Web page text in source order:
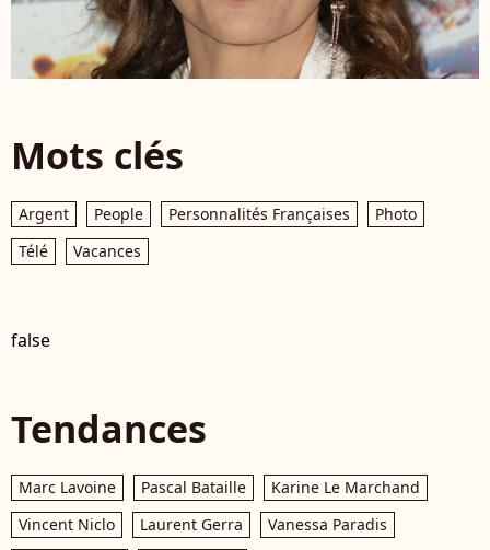
Mots clés
Argent People Personnalités Françaises
Photo
Télé
Vacances
false
Tendances
Marc Lavoine Pascal Bataille
Karine Le Marchand
Vincent Niclo
Laurent Gerra
Vanessa Paradis